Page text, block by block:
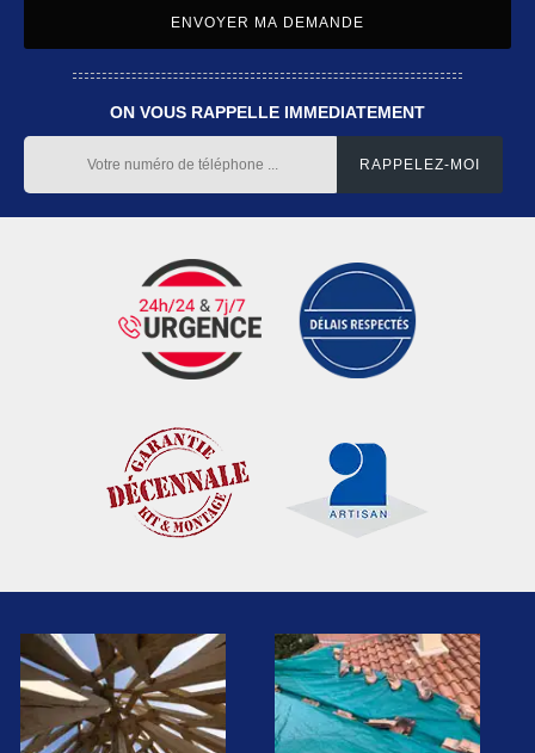
ON VOUS RAPPELLE IMMEDIATEMENT